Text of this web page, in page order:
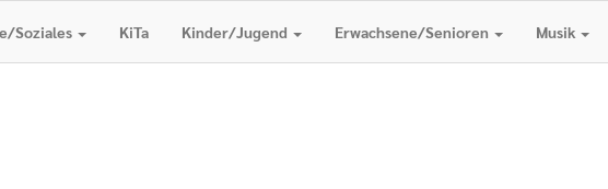
Soziales KiTa Kinder/Jugend Erwachsene/Senioren Musik